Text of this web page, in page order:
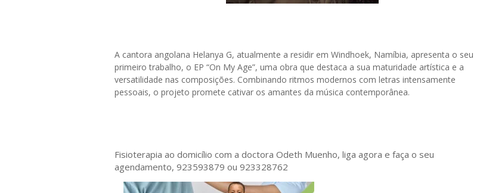
A cantora angolana Helanya G, atualmente a residir em Windhoek, Namíbia, apresenta o seu
primeiro trabalho, o EP “On My Age”, uma obra que destaca a sua maturidade artística e a
versatilidade nas composições. Combinando ritmos modernos com letras intensamente
pessoais, o projeto promete cativar os amantes da música contemporânea.
Fisioterapia ao domicílio com a doctora Odeth Muenho, liga agora e faça o seu
agendamento, 923593879 ou 923328762